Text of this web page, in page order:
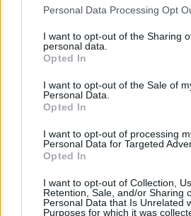
Please note that this website/app
not limited to your visit or usage
grant or deny consent to Google and
use your data for below specified
consent section.
Personal Data Processing Opt
I want to opt-out of the Sharing
personal data.
Opted In
I want to opt-out of the Sale of
Personal Data.
Opted In
I want to opt-out of processing
Personal Data for Targeted
Opted In
I want to opt-out of Collection,
Retention, Sale, and/or Sharing
Personal Data that Is Unrelated
Purposes for which it was
ΑΣΕΠ: Πιστοποίηση
μόνο 2 ημέρες στα
Πιστοποίηση
μέρες